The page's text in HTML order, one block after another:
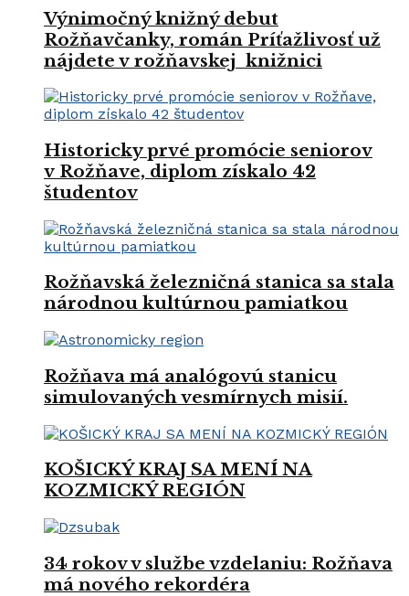
Výnimočný knižný debut
Rožňavčanky, román Príťažlivosť už
nájdete v rožňavskej knižnici
Historicky prvé promócie seniorov
v Rožňave, diplom získalo 42
študentov
Rožňavská železničná stanica sa stala
národnou kultúrnou pamiatkou
Rožňava má analógovú stanicu
simulovaných vesmírnych misií.
KOŠICKÝ KRAJ SA MENÍ NA
KOZMICKÝ REGIÓN
34 rokov v službe vzdelaniu: Rožňava
má nového rekordéra